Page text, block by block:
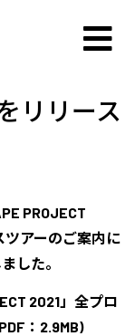
リリース
PROJECT
ツアーのご案内に
した。
2021」全プロ
：2.9MB)